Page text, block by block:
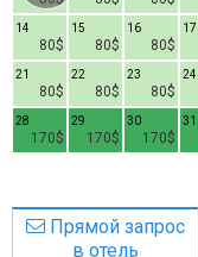
80$
14
80$
15
80$
16 17
80$
21
80$
22
80$
23 24
170$
28
170$
29
170$
30 31
Прямой запрос
в отель